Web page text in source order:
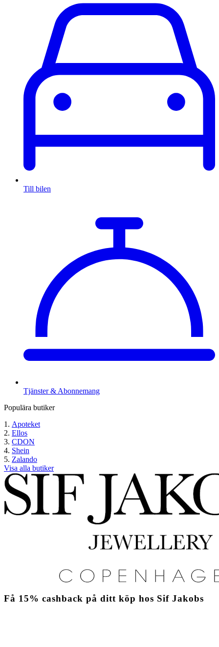
Till bilen
Tjänster & Abonnemang
Populära butiker
Apoteket
Ellos
CDON
Shein
Zalando
Visa alla butiker
Få 15% cashback på ditt köp hos Sif Jakobs